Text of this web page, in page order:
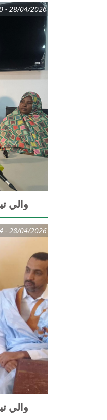
28/04/2026 - 18:50
والي
28/04/2026 - 13:34
والي